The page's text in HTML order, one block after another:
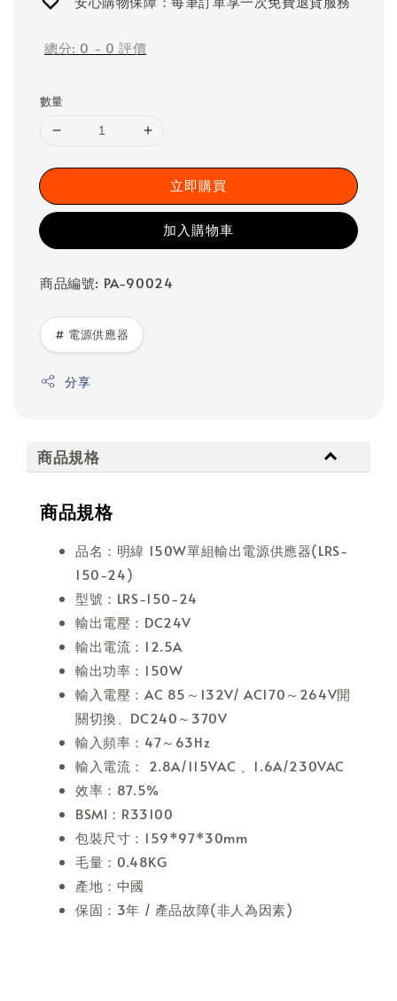
總分: 0 - 0 評價
數量
立即購買
加入購物車
商品編號: PA-90024
# 電源供應器
分享
商品規格
商品規格
品名：明緯 150W單組輸出電源供應器(LRS-
150-24)
型號：LRS-150-24
輸出電壓：DC24V
輸出電流：12.5A
輸出功率：150W
輸入電壓：AC 85～132V/ AC170～264V開
關切換、DC240～370V
輸入頻率：47～63Hz
輸入電流： 2.8A/115VAC 、1.6A/230VAC
效率：87.5%
BSMI：R33100
包裝尺寸：159*97*30mm
毛量：0.48KG
產地：中國
保固：3年 / 產品故障(非人為因素)